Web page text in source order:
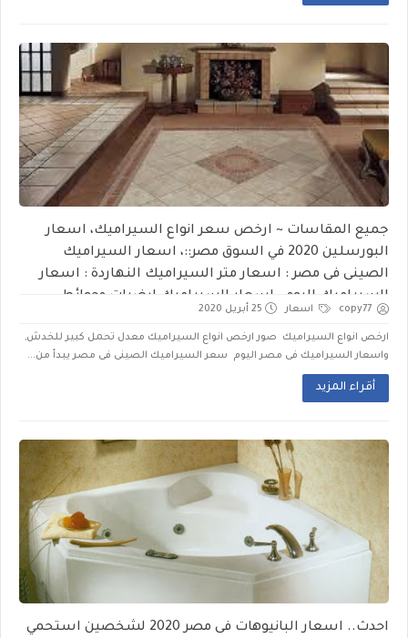
جميع المقاسات ~ ارخص سعر انواع السيراميك، اسعار
البورسلين 2020 في السوق مصر::، اسعار السيراميك
الصينى فى مصر : اسعار متر السيراميك النهاردة : اسعار
السيراميك اليوم ، اسعار السيراميك ارضيات وحوائط
السلاب وكيلوباترا
copy77 اسعار 25 أبريل 2020
ارخص انواع السيراميك صور ارخص انواع السيراميك معدل تحمل كبير للخدش,
واسعار السيراميك فى مصر اليوم سعر السيراميك الصينى فى مصر يبدأ من...
أقراء المزيد
احدث.. اسعار البانيوهات فى مصر 2020 لشخصين استحمي